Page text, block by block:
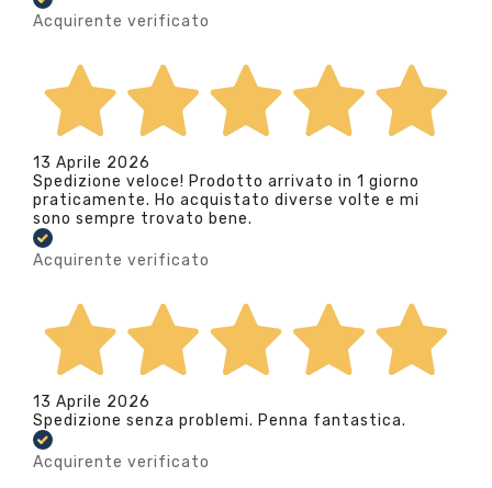
Acquirente verificato
13 Aprile 2026
Spedizione veloce! Prodotto arrivato in 1 giorno
praticamente. Ho acquistato diverse volte e mi
sono sempre trovato bene.
Acquirente verificato
13 Aprile 2026
Spedizione senza problemi. Penna fantastica.
Acquirente verificato